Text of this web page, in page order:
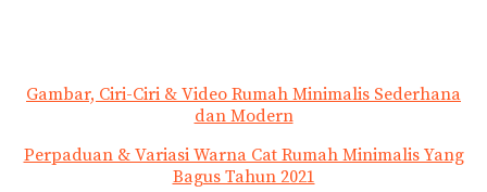
Gambar, Ciri-Ciri & Video Rumah Minimalis Sederhana
dan Modern
Perpaduan & Variasi Warna Cat Rumah Minimalis Yang
Bagus Tahun 2021